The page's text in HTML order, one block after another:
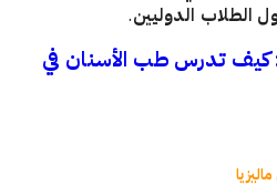
الطلاب الدوليين.
كيف تدرس طب الأسنان في